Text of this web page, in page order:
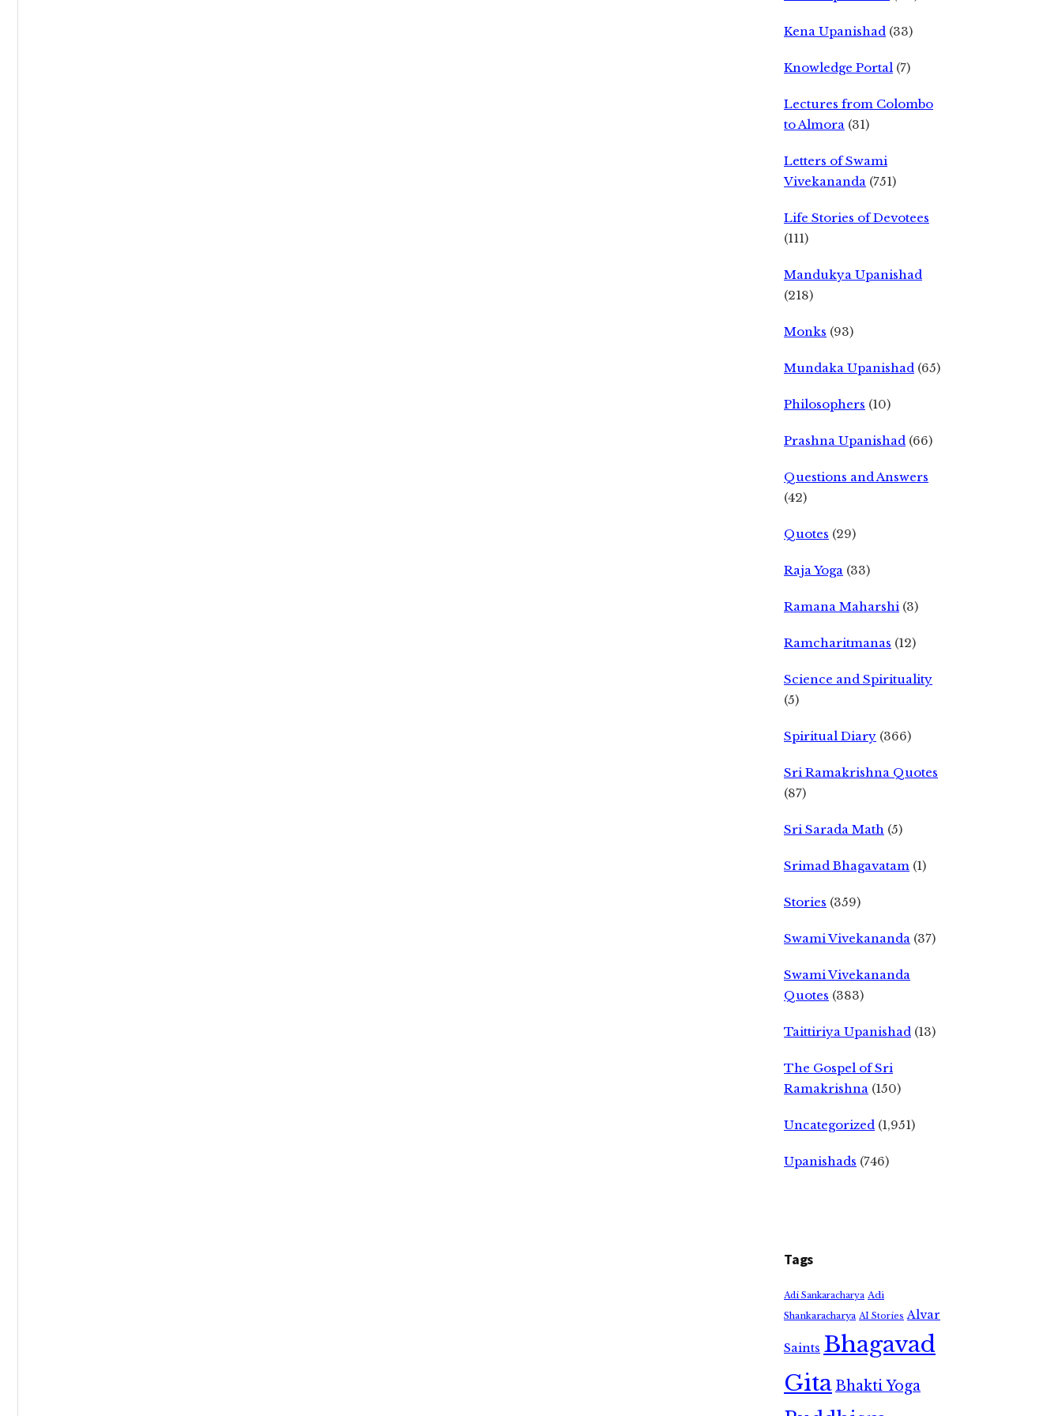
Kena Upanishad (33)
Knowledge Portal (7)
Lectures from Colombo
to Almora (31)
Letters of Swami
Vivekananda (751)
Life Stories of Devotees
(111)
Mandukya Upanishad
(218)
Monks (93)
Mundaka Upanishad (65)
Philosophers (10)
Prashna Upanishad (66)
Questions and Answers
(42)
Quotes (29)
Raja Yoga (33)
Ramana Maharshi (3)
Ramcharitmanas (12)
Science and Spirituality
(5)
Spiritual Diary (366)
Sri Ramakrishna Quotes
(87)
Sri Sarada Math (5)
Srimad Bhagavatam (1)
Stories (359)
Swami Vivekananda (37)
Swami Vivekananda
Quotes (383)
Taittiriya Upanishad (13)
The Gospel of Sri
Ramakrishna (150)
Uncategorized (1,951)
Upanishads (746)
Tags
Adi Sankaracharya Adi
Shankaracharya AI Stories Alvar
Saints Bhagavad
GitaBhakti Yoga